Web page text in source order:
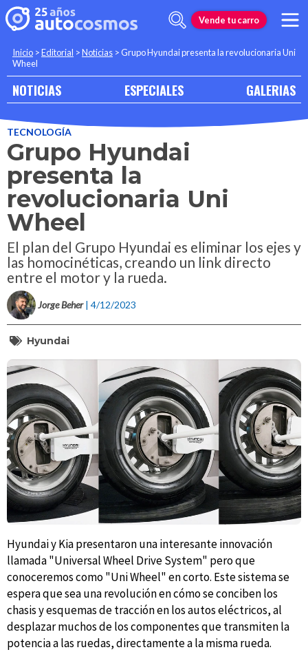
Vende tu carro
Inicio >Editorial >Noticias >Grupo Hyundai presenta la revolucionaria Uni
Wheel
NOTICIAS ESPECIALES GALERIAS
TECNOLOGÍA
Grupo Hyundai
presenta la
revolucionaria Uni
Wheel
El plan del Grupo Hyundai es eliminar los ejes y
las homocinéticas, creando un link directo
entre el motor y la rueda.
Jorge Beher | 4/12/2023
Hyundai
Hyundai y Kia presentaron una interesante innovación
llamada "Universal Wheel Drive System" pero que
conoceremos como "Uni Wheel" en corto. Este sistema se
espera que sea una revolución en cómo se conciben los
chasis y esquemas de tracción en los autos eléctricos, al
desplazar muchos de los componentes que transmiten la
potencia a las ruedas, directamente a la misma rueda.